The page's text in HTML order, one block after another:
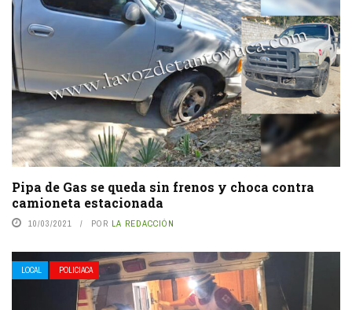
Pipa de Gas se queda sin frenos y choca contra
camioneta estacionada
10/03/2021 POR LA REDACCIÓN
LOCAL POLICIACA